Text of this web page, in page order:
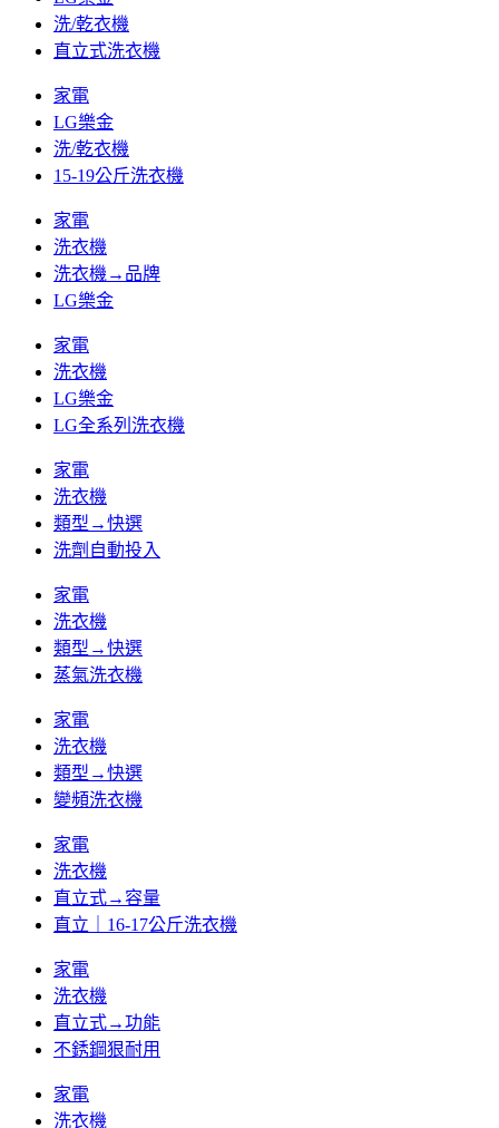
洗/乾衣機
直立式洗衣機
家電
LG樂金
洗/乾衣機
15-19公斤洗衣機
家電
洗衣機
洗衣機→品牌
LG樂金
家電
洗衣機
LG樂金
LG全系列洗衣機
家電
洗衣機
類型→快選
洗劑自動投入
家電
洗衣機
類型→快選
蒸氣洗衣機
家電
洗衣機
類型→快選
變頻洗衣機
家電
洗衣機
直立式→容量
直立｜16-17公斤洗衣機
家電
洗衣機
直立式→功能
不銹鋼狠耐用
家電
洗衣機